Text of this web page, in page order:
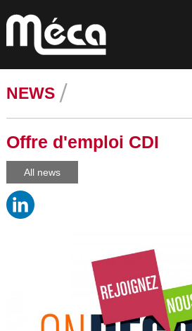
NEWS
Offre d'emploi CDI
All news